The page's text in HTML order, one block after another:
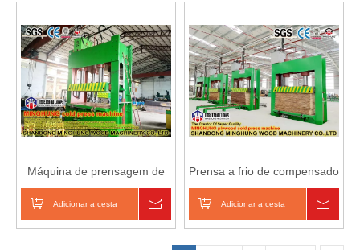
Máquina de prensagem de
máquina de prensagem a frio
Adicionar a cesta Inquérito
Prensa a frio de compensado
abertura máxima de 1800
mm
Adicionar a cesta